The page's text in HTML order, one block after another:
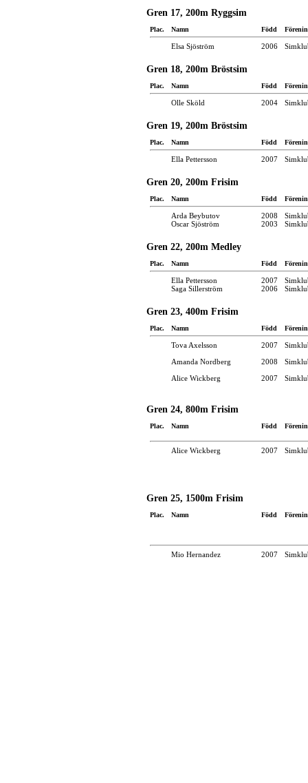
Gren 17, 200m Ryggsim
Plac. Namn Född
Elsa Sjöström 2006
Gren 18, 200m Bröstsim
Plac. Namn Född
Olle Sköld 2004
Gren 19, 200m Bröstsim
Plac. Namn Född
Ella Pettersson 2007
Gren 20, 200m Frisim
Plac. Namn Född
Arda Beybutov 2008
Oscar Sjöström
2003
Gren 22, 200m Medley
Plac. Namn Född
Ella Pettersson 2007
Saga Sillerström
2006
Gren 23, 400m Frisim
Plac. Namn Född
Tova Axelsson 2007
Amanda Nordberg
2008
Alice Wickberg
2007
Gren 24, 800m Frisim
Plac. Namn Född
Alice Wickberg 2007
Gren 25, 1500m Frisim
Plac. Namn Född
Mio Hernandez 2007